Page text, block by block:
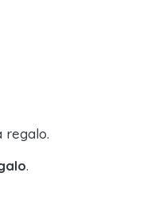
regalo.
.